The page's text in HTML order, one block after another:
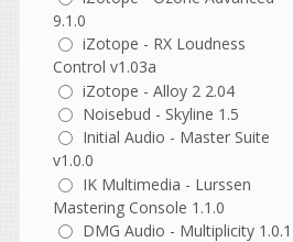
существования в качестве
одной из самых популярных
и долговечных библиотек
сэмплов,
Nostalgia возвращается в
специальном юбилейном
издании, посвященном 20-
летию.
9.1.0
iZotope - RX Loudness
Control v1.03a
iZotope - Alloy 2 2.04
Noisebud - Skyline 1.5
Initial Audio - Master Suite
v1.0.0
IK Multimedia - Lurssen
Mastering Console 1.1.0
DMG Audio - Multiplicity 1.0.1